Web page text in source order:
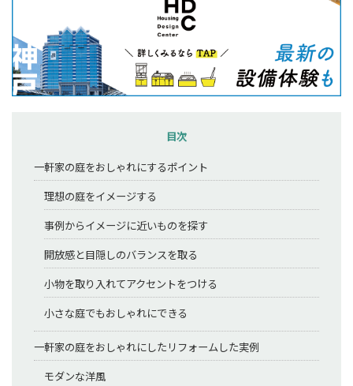
目次
一軒家の庭をおしゃれにするポイント
理想の庭をイメージする
事例からイメージに近いものを探す
開放感と目隠しのバランスを取る
小物を取り入れてアクセントをつける
小さな庭でもおしゃれにできる
一軒家の庭をおしゃれにしたリフォームした実例
モダンな洋風